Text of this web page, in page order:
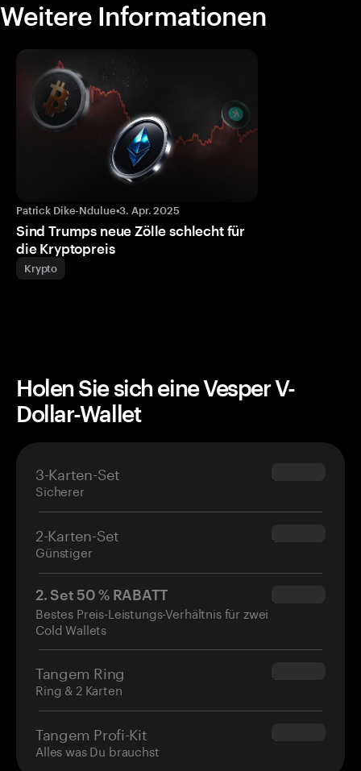
Weitere Informationen
Patrick Dike-Ndulue•3. Apr. 2025
Sind Trumps neue Zölle schlecht für
die Kryptopreis
Krypto
Holen Sie sich eine Vesper V-
Dollar-Wallet
3-Karten-Set
Sicherer
$69.90
2-Karten-Set
Günstiger
$54.90
2. Set 50 % RABATT
Bestes Preis-Leistungs-Verhältnis für zwei
Cold Wallets
$34.95
Tangem Ring
Ring & 2 Karten
$160.00
Tangem Profi-Kit
Alles was Du brauchst
$180.00